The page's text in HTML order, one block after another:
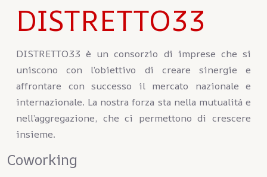
DISTRETTO33
DISTRETTO33 è un consorzio di imprese che si
uniscono con l’obiettivo di creare sinergie e
affrontare con successo il mercato nazionale e
internazionale. La nostra forza sta nella mutualità e
nell’aggregazione, che ci permettono di crescere
insieme.
Coworking